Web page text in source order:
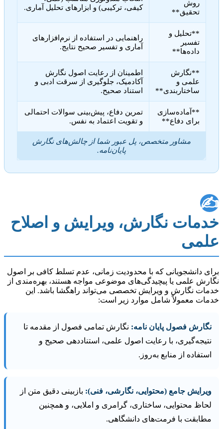
روش
تحقیق**
کیفی، ترکیبی) و ابزارهای تحلیل آماری.
**تحلیل و
تفسیر
داده‌ها**
راهنمایی در استفاده از نرم‌افزارهای
آماری و تفسیر صحیح نتایج.
**نگارش
علمی و
ساختاربندی**
اطمینان از رعایت اصول نگارش
آکادمیک، جلوگیری از سرقت ادبی و
استناد صحیح.
**آماده‌سازی
برای دفاع**
تمرین دفاع، پیش‌بینی سوالات احتمالی
و تقویت اعتماد به نفس.
مشاور متخصص، پل عبور شما از چالش‌های نگارش
پایان‌نامه.
✍️
خدمات نگارش، ویرایش و اصلاح
علمی
برای دانشجویانی که با محدودیت زمانی، عدم تسلط کافی بر اصول
نگارش علمی یا پیچیدگی‌های موضوعی مواجه هستند، بهره‌مندی از
خدمات نگارش و ویرایش تخصصی می‌تواند راهگشا باشد. این
خدمات معمولاً شامل موارد زیر است:
نگارش فصول پایان نامه: نگارش تمامی فصول از مقدمه تا
نتیجه‌گیری، با رعایت اصول علمی، استناددهی صحیح و
استفاده از منابع به‌روز.
ویرایش جامع (محتوایی، نگارشی، فنی): بازبینی دقیق متن از
لحاظ محتوایی، ساختاری، گرامری و املایی، و همچنین
مطابقت با فرمت‌های دانشگاهی.